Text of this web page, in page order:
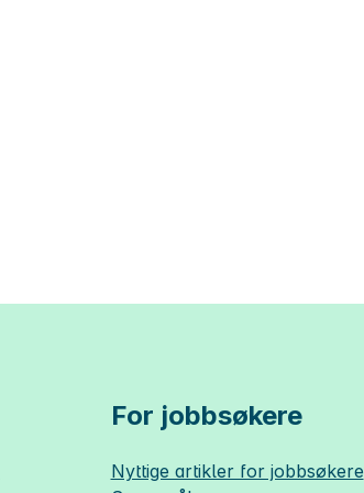
For jobbsøkere
Nyttige artikler for jobbsøkere